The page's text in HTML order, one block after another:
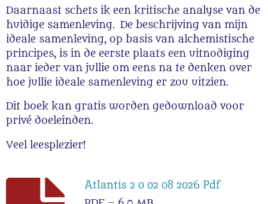
Daarnaast schets ik een kritische analyse van de
huidige samenleving. De beschrijving van mijn
ideale samenleving, op basis van alchemistische
principes, is in de eerste plaats een uitnodiging
naar ieder van jullie om eens na te denken over
hoe jullie ideale samenleving er zou uitzien.
Dit boek kan gratis worden gedownload voor
privé doeleinden.
Veel leesplezier!
Atlantis 2 0 02 08 2026 Pdf